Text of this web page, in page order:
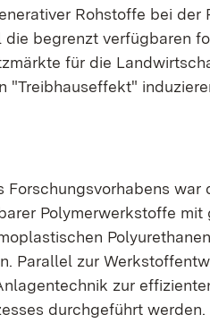
Rohstoffe bei
begrenzt verfügbaren
für die
"Treibhauseffekt"
Forschungsvorhabens
Polymerwerkstoffe
Parallel zur
zur
durchgeführt